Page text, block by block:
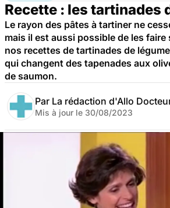
Recette : les tartinades
Le rayon des pâtes à tartiner ne
mais il est aussi possible de les faire
nos recettes de tartinades de
qui changent des tapenades aux
de saumon.
Par La rédaction d'Allo
Mis à jour le 30/08/2023